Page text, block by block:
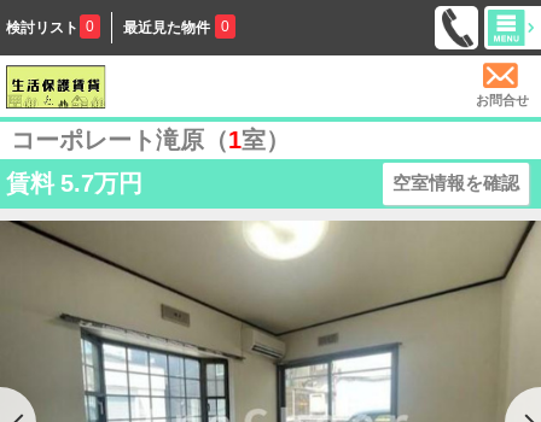
検討リスト 0 最近見た物件 0
お問合せ
コーポレート滝原（1室）
賃料 5.7万円 空室情報を確認